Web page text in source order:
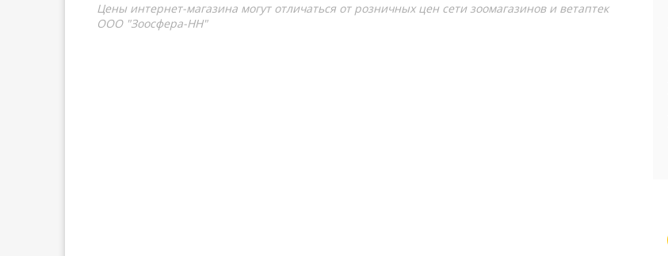
Цены интернет-магазина могут отличаться от розничных цен сети зоомагазинов и ветаптек
ООО "Зоосфера-НН"